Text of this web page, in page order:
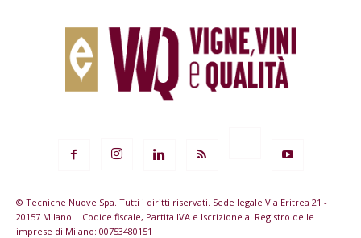
© Tecniche Nuove Spa. Tutti i diritti riservati. Sede legale Via Eritrea 21 -
20157 Milano | Codice fiscale, Partita IVA e Iscrizione al Registro delle
imprese di Milano: 00753480151